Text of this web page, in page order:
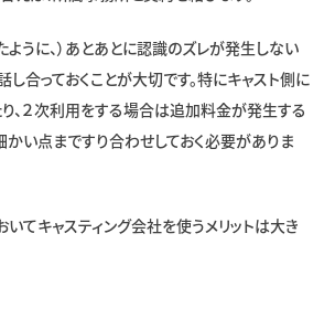
ように、）あとあとに認識のズレが発生しない
合っておくことが大切です。特にキャスト側に
、２次利用をする場合は追加料金が発生する
かい点まですり合わせしておく必要がありま
てキャスティング会社を使うメリットは大き